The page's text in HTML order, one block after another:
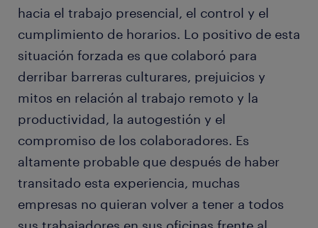
hacia el trabajo presencial, el control y el
cumplimiento de horarios. Lo positivo de esta
situación forzada es que colaboró para
derribar barreras culturares, prejuicios y
mitos en relación al trabajo remoto y la
productividad, la autogestión y el
compromiso de los colaboradores. Es
altamente probable que después de haber
transitado esta experiencia, muchas
empresas no quieran volver a tener a todos